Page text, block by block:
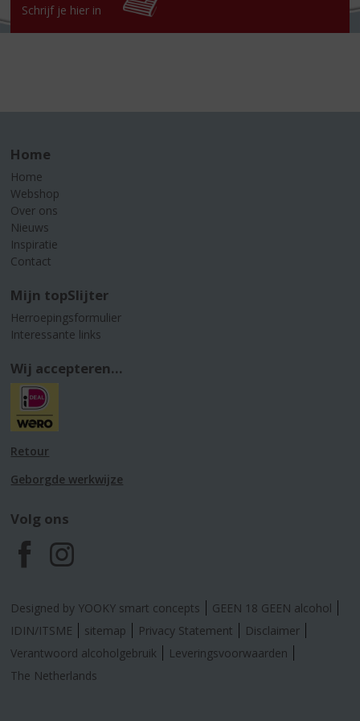
Schrijf je hier in
Home
Home
Webshop
Over ons
Nieuws
Inspiratie
Contact
Mijn topSlijter
Herroepingsformulier
Interessante links
Wij accepteren...
Retour
Geborgde werkwijze
Volg ons
F
a
c
e
I
n
s
t
Designed by YOOKY smart concepts
GEEN 18 GEEN alcohol
IDIN/ITSME
sitemap Privacy Statement
Disclaimer
Verantwoord alcoholgebruik
Leveringsvoorwaarden
The Netherlands